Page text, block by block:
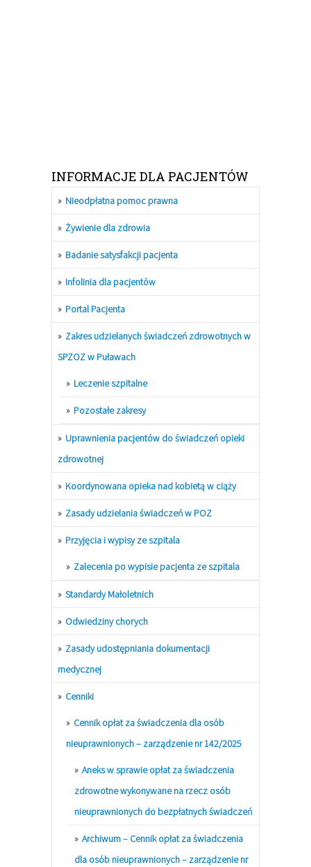
INFORMACJE DLA PACJENTÓW
Nieodpłatna pomoc prawna
Żywienie dla zdrowia
Badanie satysfakcji pacjenta
Infolinia dla pacjentów
Portal Pacjenta
Zakres udzielanych świadczeń zdrowotnych w
SPZOZ w Puławach
Leczenie szpitalne
Pozostałe zakresy
Uprawnienia pacjentów do świadczeń opieki
zdrowotnej
Koordynowana opieka nad kobietą w ciąży
Zasady udzielania świadczeń w POZ
Przyjęcia i wypisy ze szpitala
Zalecenia po wypisie pacjenta ze szpitala
Standardy Małoletnich
Odwiedziny chorych
Zasady udostępniania dokumentacji
medycznej
Cenniki
Cennik opłat za świadczenia dla osób
nieuprawnionych – zarządzenie nr 142/2025
Aneks w sprawie opłat za świadczenia
zdrowotne wykonywane na rzecz osób
nieuprawnionych do bezpłatnych świadczeń
Archiwum – Cennik opłat za świadczenia
dla osób nieuprawnionych – zarządzenie nr